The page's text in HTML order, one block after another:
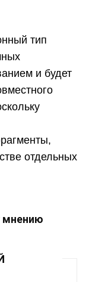
тип
и будет
отдельных